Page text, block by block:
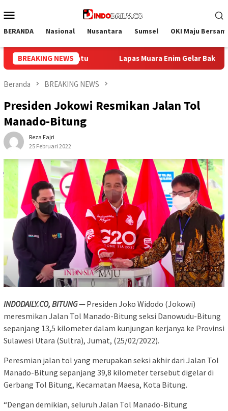
ke
Mobile
BERANDA Nasional Nusantara Sumsel OKI Maju
BREAKING NEWS
Gelar Bakti Sosial Donor Darah dalam Rangka Memperingati
Beranda BREAKING NEWS
Presiden Jokowi Resmikan Jalan Tol
Manado-Bitung
Reza Fajri
25 Februari 2022
INDODAILY.CO, BITUNG — Presiden Joko Widodo (Jokowi)
meresmikan Jalan Tol Manado-Bitung seksi Danowudu-Bitung
sepanjang 13,5 kilometer dalam kunjungan kerjanya ke Provinsi
Sulawesi Utara (Sultra), Jumat, (25/02/2022).
Peresmian jalan tol yang merupakan seksi akhir dari Jalan Tol
Manado-Bitung sepanjang 39,8 kilometer tersebut digelar di
Gerbang Tol Bitung, Kecamatan Maesa, Kota Bitung.
“Dengan demikian, seluruh Jalan Tol Manado-Bitung